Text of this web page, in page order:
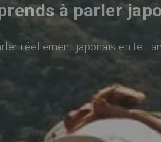
à parler
réellement japonais en te